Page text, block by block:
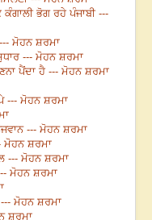
ਭੋਗ ਰਹੇ ਪੰਜਾਬੀ ---
ਮੋਹਨ ਸ਼ਰਮਾ
--- ਮੋਹਨ ਸ਼ਰਮਾ
ਪੈਂਦਾ ਹੈ --- ਮੋਹਨ ਸ਼ਰਮਾ
--- ਮੋਹਨ ਸ਼ਰਮਾ
--- ਮੋਹਨ ਸ਼ਰਮਾ
ਮੋਹਨ ਸ਼ਰਮਾ
--- ਮੋਹਨ ਸ਼ਰਮਾ
ਮੋਹਨ ਸ਼ਰਮਾ
ਮੋਹਨ ਸ਼ਰਮਾ
ਸ਼ਰਮਾ